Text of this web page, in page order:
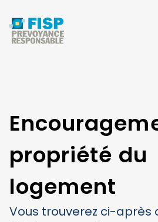
propriété du
logement
Vous trouverez ci-après